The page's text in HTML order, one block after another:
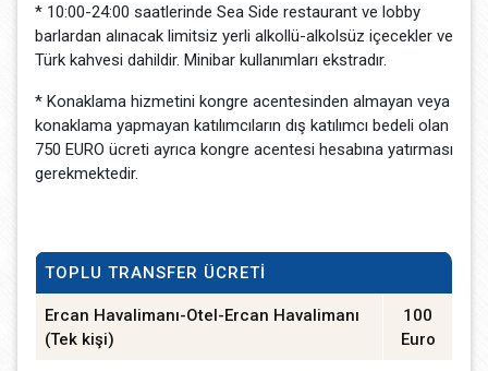
* 10:00-24:00 saatlerinde Sea Side restaurant ve lobby
barlardan alınacak limitsiz yerli alkollü-alkolsüz içecekler ve
Türk kahvesi dahildir. Minibar kullanımları ekstradır.
* Konaklama hizmetini kongre acentesinden almayan veya
konaklama yapmayan katılımcıların dış katılımcı bedeli olan
750 EURO ücreti ayrıca kongre acentesi hesabına yatırması
gerekmektedir.
TOPLU TRANSFER ÜCRETİ
Ercan Havalimanı-Otel-Ercan Havalimanı
(Tek kişi)
100
Euro